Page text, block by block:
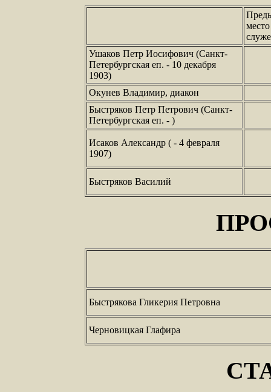
место
Ушаков Петр Иосифович (Санкт-
Петербургская еп. - 10 декабря
1903)
Окунев Владимир, диакон
Быстряков Петр Петрович (Санкт-
Петербургская еп. - )
Исаков Александр ( - 4 февраля
1907)
Быстряков Василий
Быстрякова Гликерия Петровна
Черновицкая Глафира